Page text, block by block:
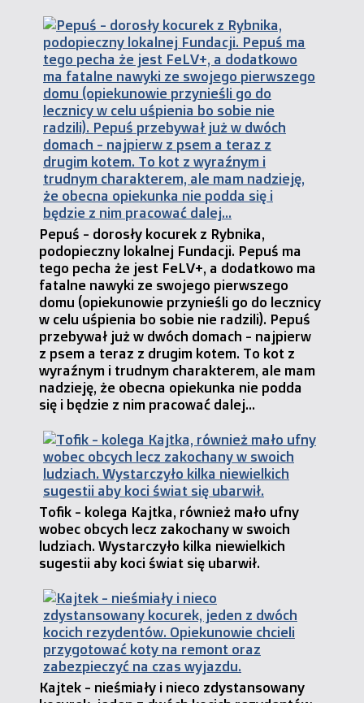
Pepuś - dorosły kocurek z Rybnika,
podopieczny lokalnej Fundacji. Pepuś ma
tego pecha że jest FeLV+, a dodatkowo ma
fatalne nawyki ze swojego pierwszego
domu (opiekunowie przynieśli go do lecznicy
w celu uśpienia bo sobie nie radzili). Pepuś
przebywał już w dwóch domach - najpierw
z psem a teraz z drugim kotem. To kot z
wyraźnym i trudnym charakterem, ale mam
nadzieję, że obecna opiekunka nie podda
się i będzie z nim pracować dalej...
Tofik - kolega Kajtka, również mało ufny
wobec obcych lecz zakochany w swoich
ludziach. Wystarczyło kilka niewielkich
sugestii aby koci świat się ubarwił.
Kajtek - nieśmiały i nieco zdystansowany